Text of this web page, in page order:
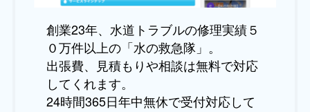
創業23年、水道トラブルの修理実績５
０万件以上の「水の救急隊」。
出張費、見積もりや相談は無料で対応
してくれます。
24時間365日年中無休で受付対応して